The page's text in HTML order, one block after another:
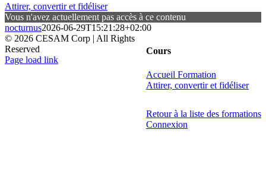
Attirer, convertir et fidéliser
Vous n'avez actuellement pas accès à ce contenu
nocturnus2026-06-29T15:21:28+02:00
Cours
Accueil Formation
Attirer, convertir et fidéliser
Retour à la liste des formations
Connexion
© 2026 CESAM Corp | All Rights
Reserved
Facebook
X
Instagram
Pinterest
Page load link